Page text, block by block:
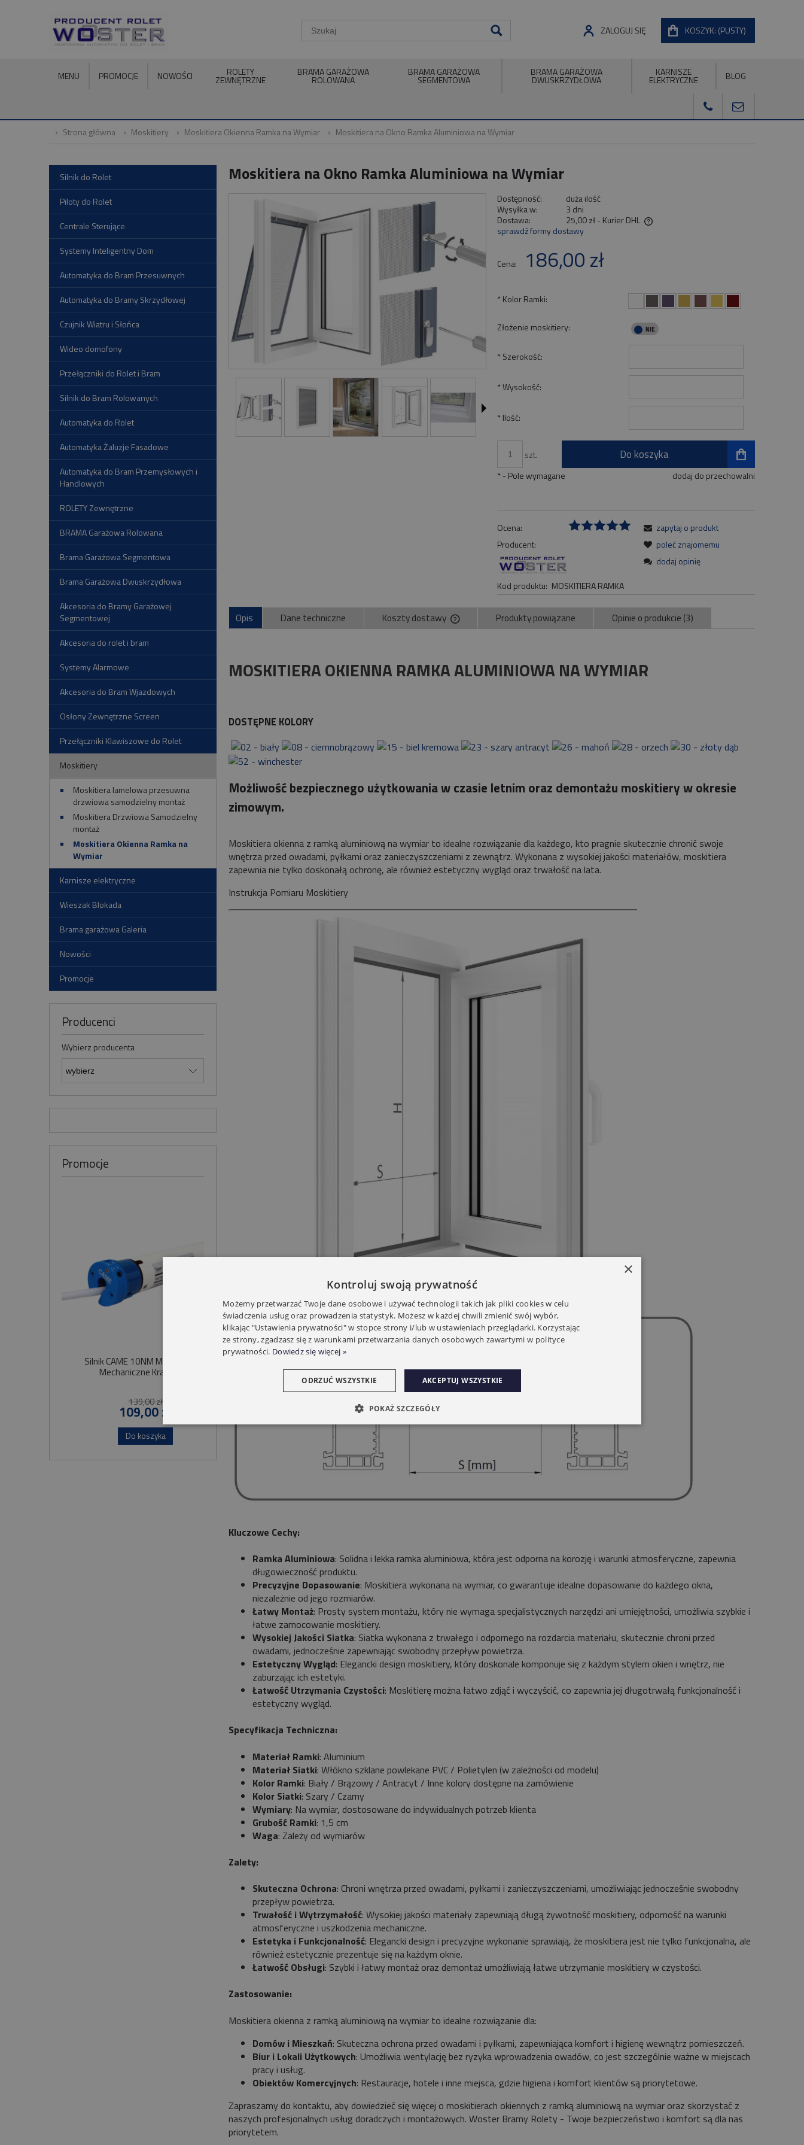
KOSZYK: (PUSTY)
ZALOGUJ SIĘ
MENU PROMOCJE NOWOŚCI ROLETY
ZEWNĘTRZNE
BRAMA GARAŻOWA
ROLOWANA
BRAMA GARAŻOWA
SEGMENTOWA
BRAMA GARAŻOWA
DWUSKRZYDŁOWA
KARNISZE
ELEKTRYCZNE BLOG
Strona główna Moskitiery Moskitiera Okienna Ramka na Wymiar Moskitiera na Okno Ramka Aluminiowa na Wymiar
Silnik do Rolet
Piloty do Rolet
Centrale Sterujące
Systemy Inteligentny Dom
Automatyka do Bram Przesuwnych
Automatyka do Bramy Skrzydłowej
Czujnik Wiatru i Słońca
Wideo domofony
Przełączniki do Rolet i Bram
Silnik do Bram Rolowanych
Automatyka do Rolet
Automatyka Żaluzje Fasadowe
Automatyka do Bram Przemysłowych i
Handlowych
ROLETY Zewnętrzne
BRAMA Garażowa Rolowana
Brama Garażowa Segmentowa
Brama Garażowa Dwuskrzydłowa
Akcesoria do Bramy Garażowej
Segmentowej
Akcesoria do rolet i bram
Systemy Alarmowe
Akcesoria do Bram Wjazdowych
Osłony Zewnętrzne Screen
Przełączniki Klawiszowe do Rolet
Moskitiery
Moskitiera lamelowa przesuwna
drzwiowa samodzielny montaż
Moskitiera Drzwiowa Samodzielny
montaż
Moskitiera Okienna Ramka na
Wymiar
Karnisze elektryczne
Wieszak Blokada
Brama garażowa Galeria
Nowości
Promocje
Producenci
Wybierz producenta
Promocje
Silnik CAME 10NM MONDRIAN 4
Mechaniczne Krańcówki
139,00 zł
109,00 zł
Do koszyka
Szybkobieżny Z Radiem Mechaniczne
Krańcówki
Moskitiera na Okno Ramka Aluminiowa na Wymiar
Dostępność:
duża ilość
Wysyłka w:
3 dni
Dostawa:
25,00 zł- Kurier DHL
płatności
sprawdź formy dostawy
Cena: 186,00 zł
* Kolor Ramki:
Złożenie moskitiery:
* Szerokość:
*Wysokość:
* Ilość:
szt. Do koszyka
dodaj do przechowalni
* - Pole wymagane
Ocena:
Producent:
Kod produktu: MOSKITIERA RAMKA
zapytaj o produkt
poleć znajomemu
dodaj opinię
Opis Dane techniczne Koszty dostawy Produkty powiązane Opinie o produkcie (3)
MOSKITIERA OKIENNA RAMKA ALUMINIOWA NA WYMIAR
DOSTĘPNE KOLORY
Możliwość bezpiecznego użytkowania w czasie letnim oraz demontażu moskitiery w okresie
zimowym.
Moskitiera okienna z ramką aluminiową na wymiar to idealne rozwiązanie dla każdego, kto pragnie skutecznie chronić swoje
wnętrza przed owadami, pyłkami oraz zanieczyszczeniami z zewnątrz. Wykonana z wysokiej jakości materiałów, moskitiera
zapewnia nie tylko doskonałą ochronę, ale również estetyczny wygląd oraz trwałość na lata.
Instrukcja Pomiaru Moskitiery
Kluczowe Cechy:
Ramka Aluminiowa: Solidna i lekka ramka aluminiowa, która jest odporna na korozję i warunki atmosferyczne, zapewnia
długowieczność produktu.
Precyzyjne Dopasowanie: Moskitiera wykonana na wymiar, co gwarantuje idealne dopasowanie do każdego okna,
niezależnie od jego rozmiarów.
Łatwy Montaż: Prosty system montażu, który nie wymaga specjalistycznych narzędzi ani umiejętności, umożliwia szybkie i
łatwe zamocowanie moskitiery.
Wysokiej Jakości Siatka: Siatka wykonana z trwałego i odpornego na rozdarcia materiału, skutecznie chroni przed
owadami, jednocześnie zapewniając swobodny przepływ powietrza.
Estetyczny Wygląd: Elegancki design moskitiery, który doskonale komponuje się z każdym stylem okien i wnętrz, nie
zaburzając ich estetyki.
Łatwość Utrzymania Czystości: Moskitierę można łatwo zdjąć i wyczyścić, co zapewnia jej długotrwałą funkcjonalność i
estetyczny wygląd.
Specyfikacja Techniczna:
Materiał Ramki: Aluminium
Materiał Siatki: Włókno szklane powlekane PVC / Polietylen (w zależności od modelu)
Kolor Ramki: Biały / Brązowy / Antracyt / Inne kolory dostępne na zamówienie
Kolor Siatki: Szary / Czarny
Wymiary: Na wymiar, dostosowane do indywidualnych potrzeb klienta
Grubość Ramki: 1,5 cm
Waga: Zależy od wymiarów
Zalety:
Skuteczna Ochrona: Chroni wnętrza przed owadami, pyłkami i zanieczyszczeniami, umożliwiając jednocześnie swobodny
przepływ powietrza.
Trwałość i Wytrzymałość: Wysokiej jakości materiały zapewniają długą żywotność moskitiery, odporność na warunki
atmosferyczne i uszkodzenia mechaniczne.
Estetyka i Funkcjonalność: Elegancki design i precyzyjne wykonanie sprawiają, że moskitiera jest nie tylko funkcjonalna, ale
również estetycznie prezentuje się na każdym oknie.
Łatwość Obsługi: Szybki i łatwy montaż oraz demontaż umożliwiają łatwe utrzymanie moskitiery w czystości.
Zastosowanie:
Moskitiera okienna z ramką aluminiową na wymiar to idealne rozwiązanie dla:
Domów i Mieszkań: Skuteczna ochrona przed owadami i pyłkami, zapewniająca komfort i higienę wewnątrz pomieszczeń.
Biur i Lokali Użytkowych: Umożliwia wentylację bez ryzyka wprowadzenia owadów, co jest szczególnie ważne w miejscach
pracy i usług.
Obiektów Komercyjnych: Restauracje, hotele i inne miejsca, gdzie higiena i komfort klientów są priorytetowe.
Zapraszamy do kontaktu, aby dowiedzieć się więcej o moskitierach okiennych z ramką aluminiową na wymiar oraz skorzystać z
naszych profesjonalnych usług doradczych i montażowych. Woster Bramy Rolety - Twoje bezpieczeństwo i komfort są dla nas
priorytetem.
×
Kontroluj swoją prywatność
Możemy przetwarzać Twoje dane osobowe i używać technologii takich jak pliki cookies w celu
świadczenia usług oraz prowadzenia statystyk. Możesz w każdej chwili zmienić swój wybór,
klikając "Ustawienia prywatności" w stopce strony i/lub w ustawieniach przeglądarki. Korzystając
ze strony, zgadzasz się z warunkami przetwarzania danych osobowych zawartymi w polityce
prywatności. Dowiedz się więcej »
AKCEPTUJ WSZYSTKIE
ODRZUĆ WSZYSTKIE
POKAŻ SZCZEGÓŁY